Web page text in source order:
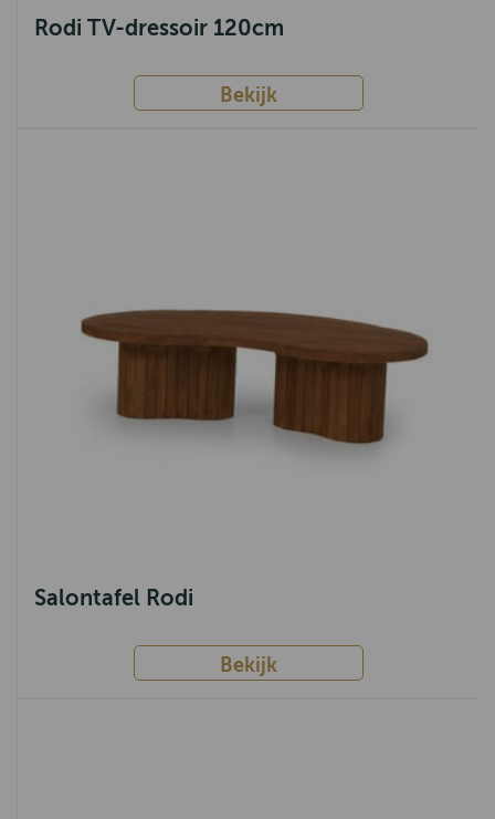
Rodi TV-dressoir 120cm
Bekijk
Salontafel Rodi
Bekijk